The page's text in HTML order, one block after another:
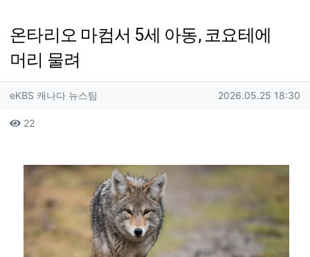
온타리오 마컴서 5세 아동, 코요테에
머리 물려
작성자 정보
eKBS 캐나다 뉴스팀 작성일
2026.05.25 18:30
컨텐츠 정보
22조회